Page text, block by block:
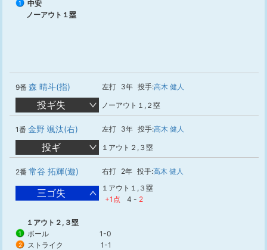
1
中安
ノーアウト１塁
9番 森 晴斗(指) 左打 3年 投手:高木 健人
投ギ失 ノーアウト１,２塁
1番 金野 颯汰(右) 左打 3年 投手:高木 健人
投ギ １アウト２,３塁
2番 常谷 拓輝(遊) 右打 2年 投手:高木 健人
三ゴ失
１アウト１,３塁
+1点
4 - 2
１アウト２,３塁
1 ボール 1-0
2 ストライク 1-1